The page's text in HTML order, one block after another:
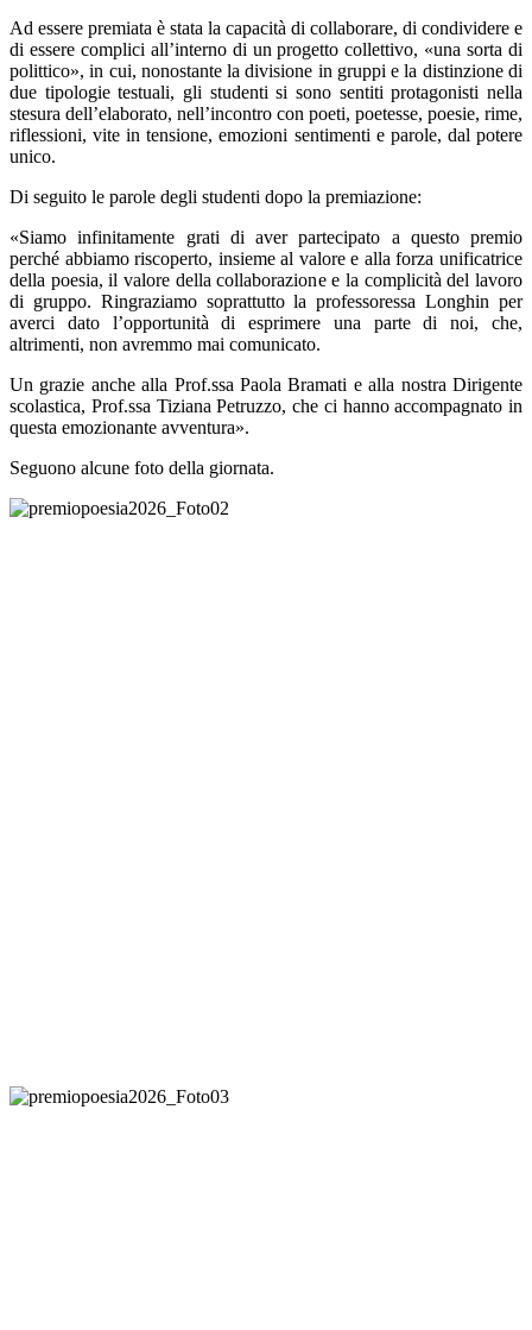
Ad essere premiata è stata la capacità di collaborare, di condividere e
di essere complici all’interno di un progetto collettivo, «una sorta di
polittico», in cui, nonostante la divisione in gruppi e la distinzione di
due tipologie testuali, gli studenti si sono sentiti protagonisti nella
stesura dell’elaborato, nell’incontro con poeti, poetesse, poesie, rime,
riflessioni, vite in tensione, emozioni sentimenti e parole, dal potere
unico.
Di seguito le parole degli studenti dopo la premiazione:
«Siamo infinitamente grati di aver partecipato a questo premio
perché abbiamo riscoperto, insieme al valore e alla forza unificatrice
della poesia, il valore della collaborazione e la complicità del lavoro
di gruppo. Ringraziamo soprattutto la professoressa Longhin per
averci dato l’opportunità di esprimere una parte di noi, che,
altrimenti, non avremmo mai comunicato.
Un grazie anche alla Prof.ssa Paola Bramati e alla nostra Dirigente
scolastica, Prof.ssa Tiziana Petruzzo, che ci hanno accompagnato in
questa emozionante avventura».
Seguono alcune foto della giornata.